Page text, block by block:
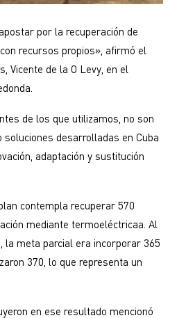
por la recuperación de
recursos propios», afirmó el
Vicente de la O Levy, en el
de los que utilizamos, no son
desarrolladas en Cuba
adaptación y sustitución
contempla recuperar 570
mediante termoeléctricaa. Al
meta parcial era incorporar 365
370, lo que representa un
en ese resultado mencionó